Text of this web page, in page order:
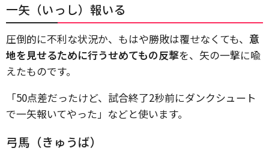
一矢（いっし）報いる
圧倒的に不利な状況か、もはや勝敗は覆せなくても、 意
地を見せるために行うせめてもの反撃を、矢の一撃に喩
えたものです。
「50点差だったけど、試合終了2秒前にダンクシュート
で一矢報いてやった」などと使います。
弓馬（きゅうば）